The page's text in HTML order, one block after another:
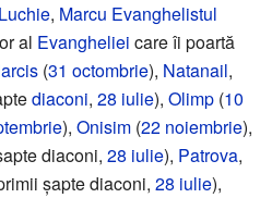
Luchie, Marcu Evanghelistul
al Evangheliei care îi poartă
(31 octombrie), Natanail,
diaconi, 28 iulie), Olimp (10
), Onisim (22 noiembrie),
diaconi, 28 iulie), Patrova,
șapte diaconi, 28 iulie),